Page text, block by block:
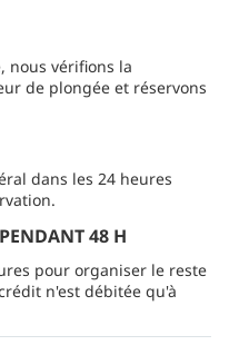
nous vérifions la
de plongée et réservons
dans les 24 heures
48 H
pour organiser le reste
n'est débitée qu'à